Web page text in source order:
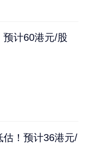
预计60港元/股
估！预计36港元/